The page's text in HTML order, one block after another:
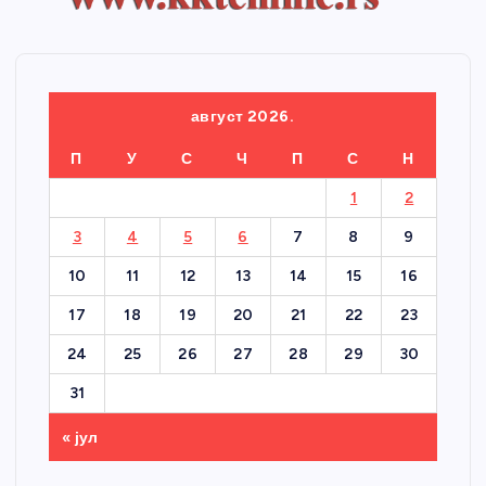
август 2026.
П У С Ч П С Н
1 2
3 4 5 6 7 8 9
10 11 12 13 14 15 16
17 18 19 20 21 22 23
24 25 26 27 28 29 30
31
« јул